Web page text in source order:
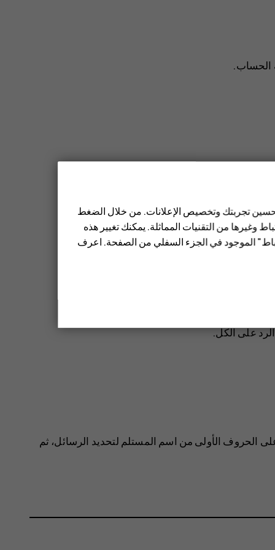
الحساب.
الرد على الكل.
الحروف الأولى من اسم المستلم لتحديد الرسائل، ثم
تحسين تجربتك وتخصيص الإعلانات. من خلال الضغط
وغيرها من التقنيات المماثلة. يمكنك تغيير هذه
الموجود في الجزء السفلي من الصفحة. اعرف